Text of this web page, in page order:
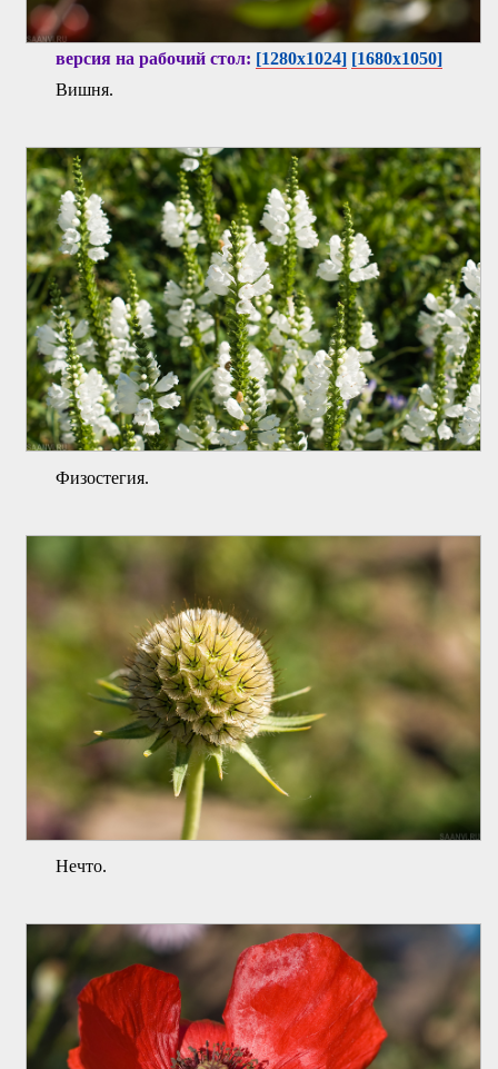
версия на рабочий стол: [1280x1024] [1680x1050]
Вишня.
Физостегия.
Нечто.